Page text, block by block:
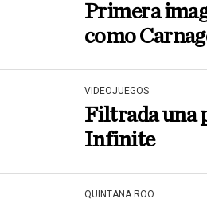
Primera
como
VIDEOJUEGOS
Filtrada una
Infinite
QUINTANA ROO